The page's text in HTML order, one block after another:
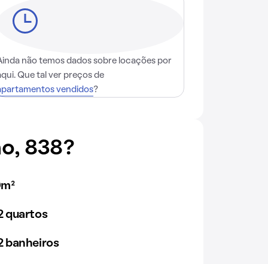
não temos dados sobre locações por
Que tal ver preços de
vendidos?
838?
quartos
banheiros